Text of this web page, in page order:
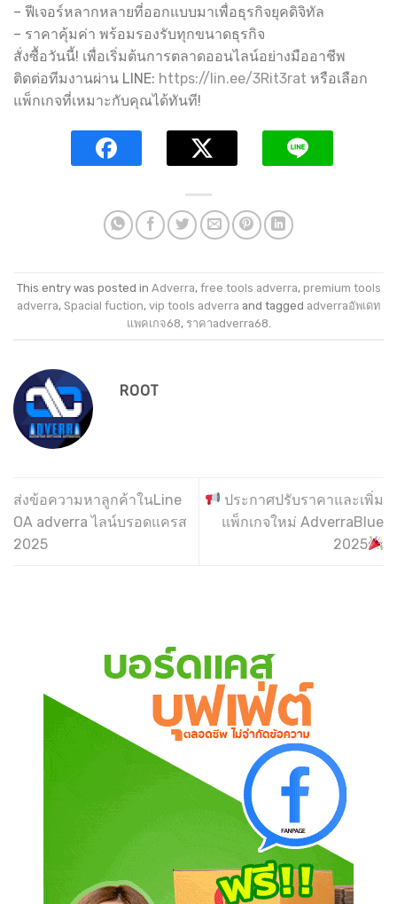
– ฟีเจอร์หลากหลายที่ออกแบบมาเพื่อธุรกิจยุคดิจิทัล
– ราคาคุ้มค่า พร้อมรองรับทุกขนาดธุรกิจ
สั่งซื้อวันนี้! เพื่อเริ่มต้นการตลาดออนไลน์อย่างมืออาชีพ
ติดต่อทีมงานผ่าน LINE: https://lin.ee/3Rit3rat หรือเลือก
แพ็กเกจที่เหมาะกับคุณได้ทันที!
This entry was posted in Adverra, free tools adverra, premium tools
adverra, Spacial fuction, vip tools adverra and tagged adverraอัพเดท
แพคเกจ68, ราคาadverra68
ROOT
ส่งข้อความหาลูกค้าในLine
OA adverra ไลน์บรอดแครส
2025
ประกาศปรับราคาและเพิ่ม
แพ็กเกจใหม่ AdverraBlue
2025